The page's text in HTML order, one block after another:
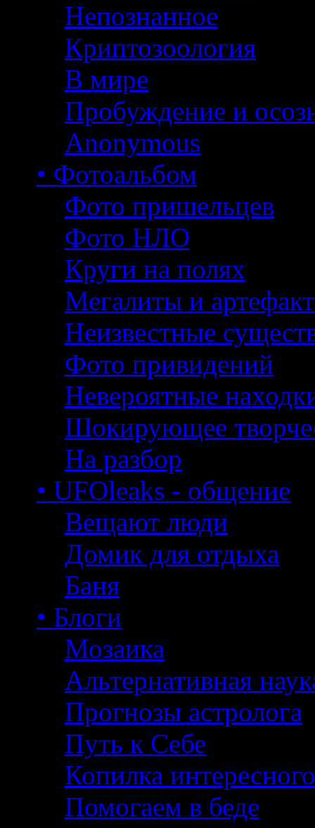
Непознанное
Криптозоология
В мире
Пробуждение и
Anonymous
• Фотоальбом
Фото пришельцев
Фото НЛО
Круги на полях
Мегалиты и
Неизвестные
Фото привидений
Невероятные
Шокирующее
На разбор
• UFOleaks - общение
Вещают люди
Домик для отдыха
Баня
• Блоги
Мозаика
Альтернативная
Прогнозы астролога
Путь к Себе
Копилка интересного
Помогаем в беде